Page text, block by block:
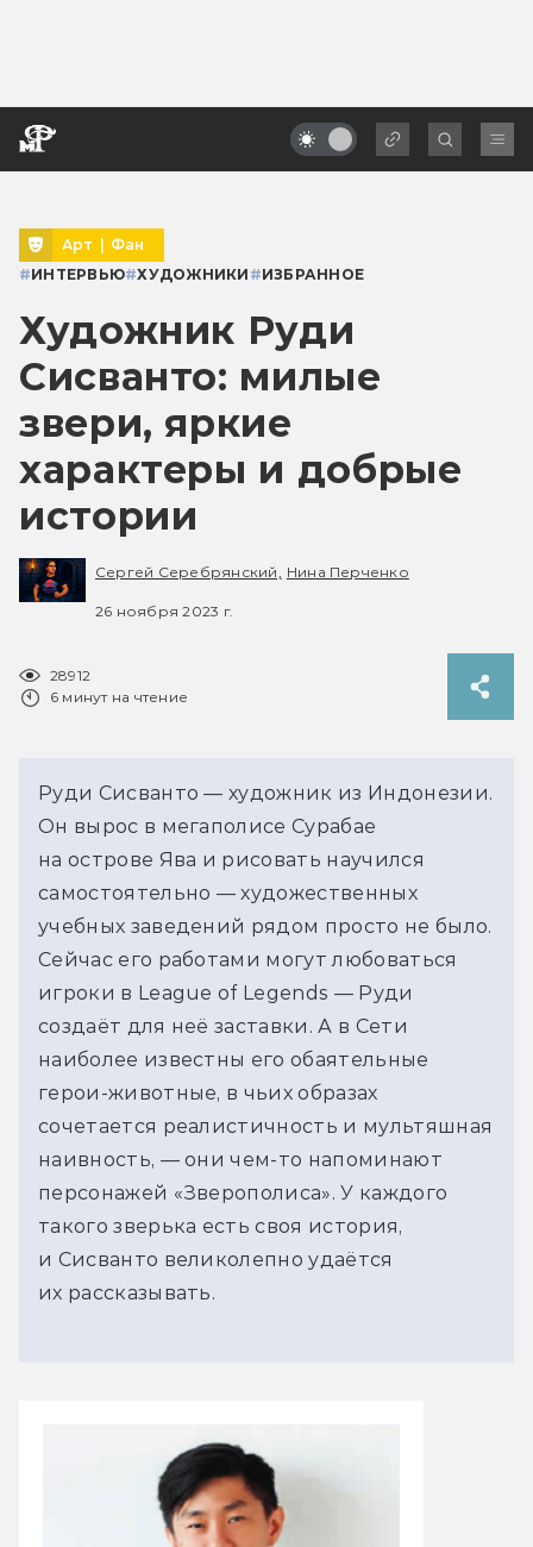
Арт | Фан
#ИНТЕРВЬЮ#ХУДОЖНИКИ #ИЗБРАННОЕ
Художник Руди
Сисванто: милые
звери, яркие
характеры и добрые
истории
Сергей Серебрянский, Нина Перченко
26 ноября 2023 г.
28912
6 минут на чтение
Руди Сисванто — художник из Индонезии.
Он вырос в мегаполисе Сурабае
на острове Ява и рисовать научился
самостоятельно — художественных
учебных заведений рядом просто не было.
Сейчас его работами могут любоваться
игроки в League of Legends — Руди
создаёт для неё заставки. А в Сети
наиболее известны его обаятельные
герои-животные, в чьих образах
сочетается реалистичность и мультяшная
наивность, — они чем-то напоминают
персонажей «Зверополиса». У каждого
такого зверька есть своя история,
и Сисванто великолепно удаётся
их рассказывать.